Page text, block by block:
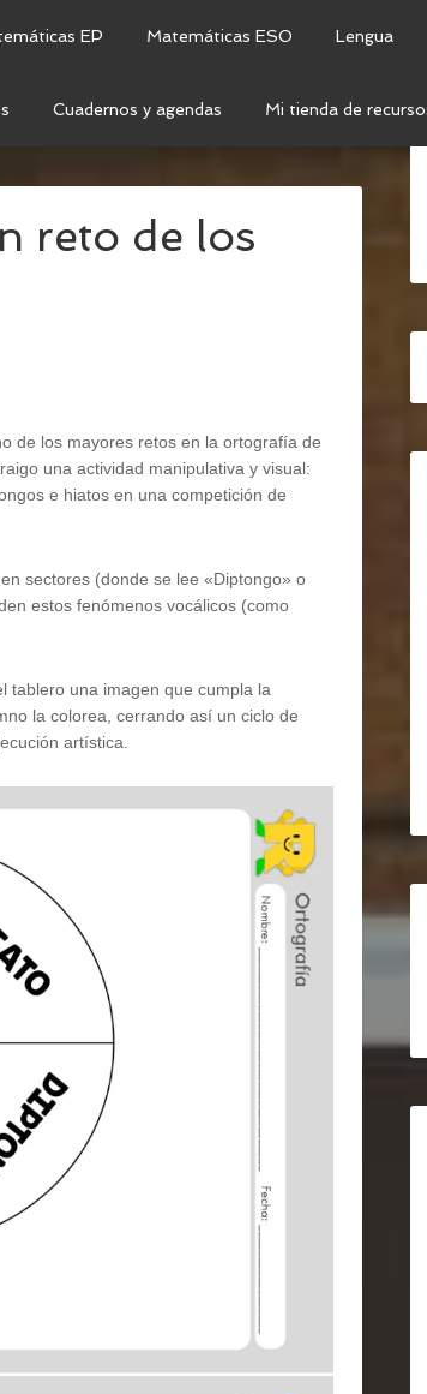
EP Matemáticas ESO Lengua
Cuadernos y agendas Mi tienda de
GRAN RETO DE LOS DIPTONGOS E
reto de los
de los mayores retos en la ortografía de
una actividad manipulativa y visual:
e hiatos en una competición de
sectores (donde se lee «Diptongo» o
estos fenómenos vocálicos (como
tablero una imagen que cumpla la
la colorea, cerrando así un ciclo de
artística.